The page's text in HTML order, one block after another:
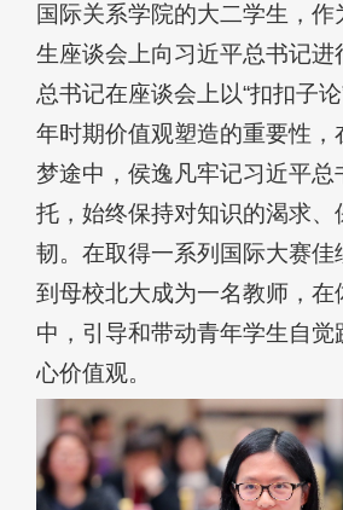
国际关系学院的大二学生，
生座谈会上向习近平总书记进
总书记在座谈会上以“扣扣子
年时期价值观塑造的重要性，
梦途中，侯逸凡牢记习近平总
托，始终保持对知识的渴求、
韧。在取得一系列国际大赛佳
到母校北大成为一名教师，在
中，引导和带动青年学生自觉
心价值观。